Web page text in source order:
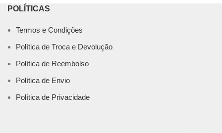
POLÍTICAS
Termos e Condições
Política de Troca e Devolução
Política de Reembolso
Política de Envio
Política de Privacidade